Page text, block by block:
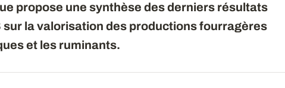
propose une synthèse des derniers résultats
sur la valorisation des productions fourragères
et les ruminants.